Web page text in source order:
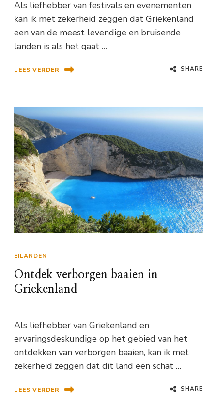
Als liefhebber van festivals en evenementen
kan ik met zekerheid zeggen dat Griekenland
een van de meest levendige en bruisende
landen is als het gaat …
LEES VERDER SHARE
EILANDEN
Ontdek verborgen baaien in
Griekenland
Als liefhebber van Griekenland en
ervaringsdeskundige op het gebied van het
ontdekken van verborgen baaien, kan ik met
zekerheid zeggen dat dit land een schat …
LEES VERDER SHARE